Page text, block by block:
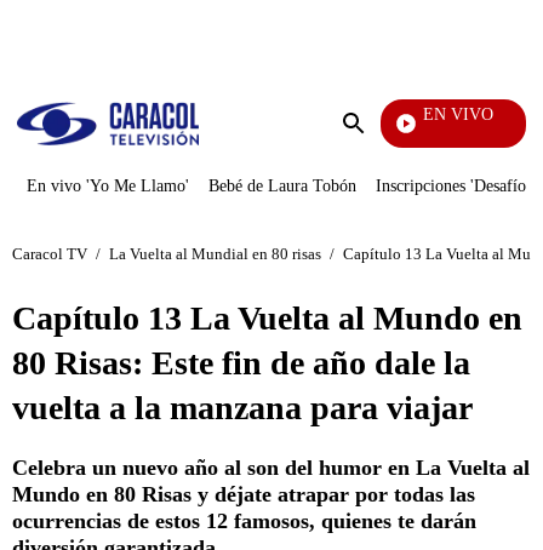
Enviar
EN VIVO
Vecinos
En vivo 'Yo Me Llamo' Bebé de Laura Tobón Inscripciones 'Desafío'
Caracol TV / La Vuelta al Mundial en 80 risas / Capítulo 13 La Vuelta al
Capítulo 13 La Vuelta al Mundo en
80 Risas: Este fin de año dale la
vuelta a la manzana para viajar
Celebra un nuevo año al son del humor en La Vuelta al
Mundo en 80 Risas y déjate atrapar por todas las
ocurrencias de estos 12 famosos, quienes te darán